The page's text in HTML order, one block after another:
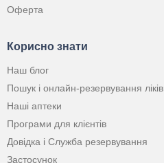
Оферта
Корисно знати
Наш блог
Пошук і онлайн-резервування ліків
Наші аптеки
Програми для клієнтів
Довідка і Служба резервування
Застосунок